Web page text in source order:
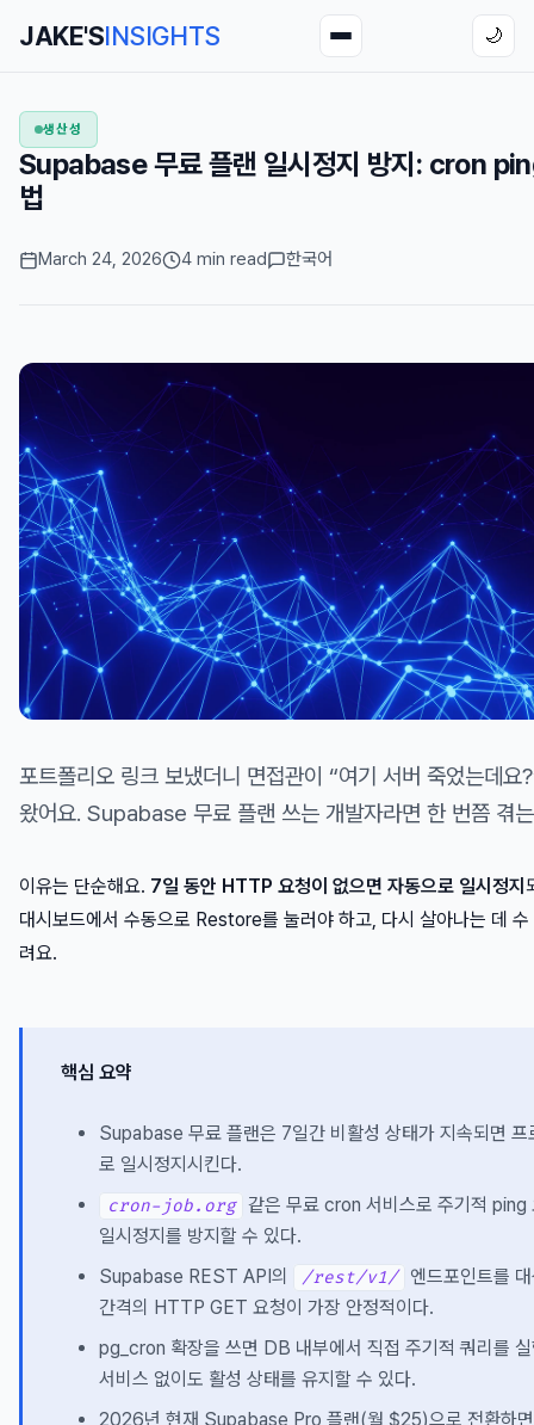
JAKE'SINSIGHTS 🌙
생산성
Supabase 무료 플랜 일시정지 방지: cron
법
March 24, 2026 4 min read 한국어
포트폴리오 링크 보냈더니 면접관이 “여기 서버 죽었는데요
왔어요. Supabase 무료 플랜 쓰는 개발자라면 한 번쯤 겪
이유는 단순해요. 7일 동안 HTTP 요청이 없으면 자동으로 일시정지
대시보드에서 수동으로 Restore를 눌러야 하고, 다시 살아나는 데
려요.
핵심 요약
Supabase 무료 플랜은 7일간 비활성 상태가 지속되면 프
로 일시정지시킨다.
cron-job.org
같은 무료 cron 서비스로 주기적 ping
일시정지를 방지할 수 있다.
Supabase REST API의
/rest/v1/
엔드포인트를
간격의 HTTP GET 요청이 가장 안정적이다.
pg_cron 확장을 쓰면 DB 내부에서 직접 주기적 쿼리를
서비스 없이도 활성 상태를 유지할 수 있다.
2026년 현재 Supabase Pro 플랜(월 $25)으로 전환하